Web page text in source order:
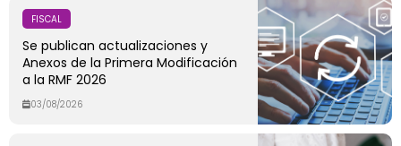
FISCAL
Se publican actualizaciones y
Anexos de la Primera Modificación
a la RMF 2026
03/08/2026